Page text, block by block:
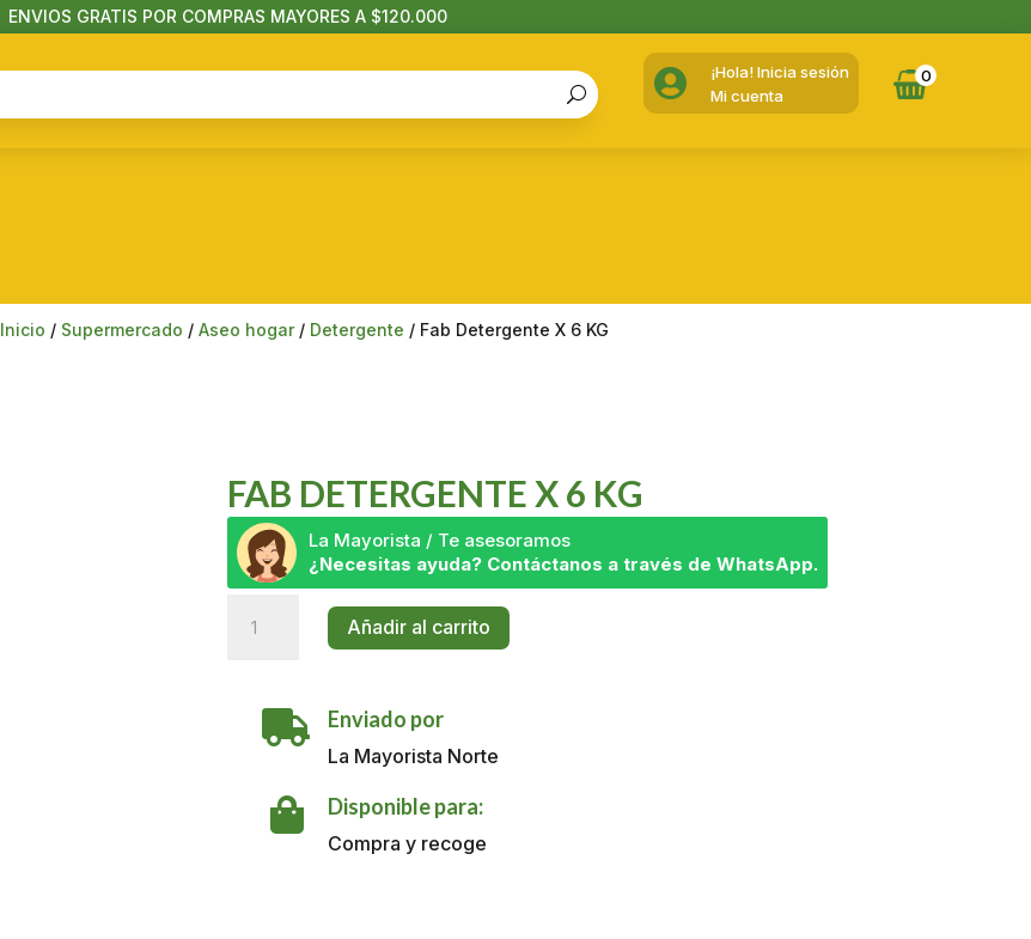
ENVIOS GRATIS POR COMPRAS MAYORES A $120.000

¡Hola! Inicia sesión
Mi cuenta
0
Inicio / Supermercado /Aseo hogar/ Detergente / Fab Detergente X 6 KG
FAB DETERGENTE X 6 KG
La Mayorista / Te asesoramos
¿Necesitas ayuda? Contáctanos a través de WhatsApp.
Detergente
cantidad
Añadir al carrito
 Enviado por
La Mayorista Norte
 Disponible para:
Compra y recoge